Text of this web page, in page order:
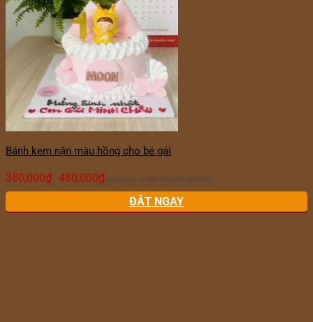
Bánh kem nặn màu hồng cho bé gái
380,000₫ – 480,000₫ Khoảng giá: từ 380,000₫ đến 480,000₫
ĐẶT NGAY